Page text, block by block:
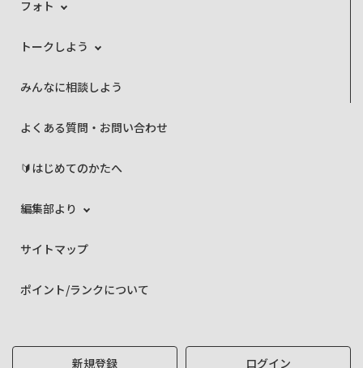
フォト
トークしよう
みんなに相談しよう
よくある質問・お問い合わせ
🔰はじめてのかたへ
編集部より
サイトマップ
ポイント/ランクについて
新規登録 ログイン